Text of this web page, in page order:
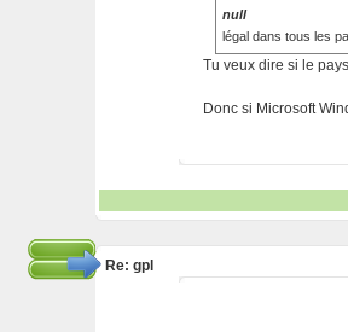
null
légal dans tous les
Tu veux dire si le
Donc si Microsoft
Re: gpl